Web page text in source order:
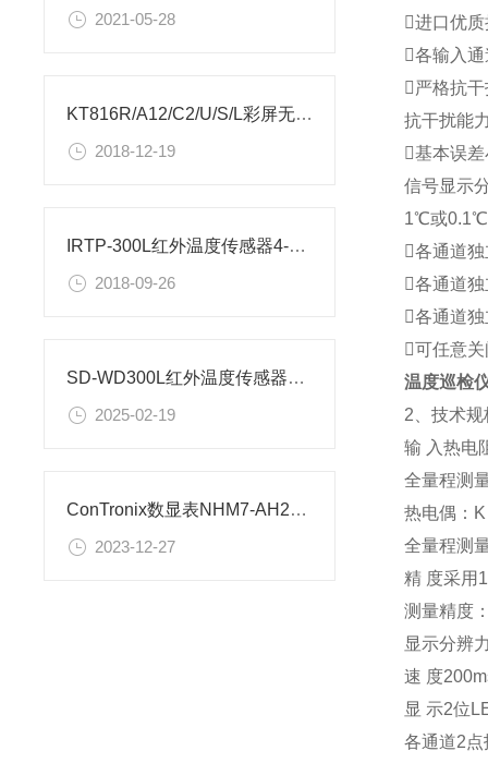
2021-05-28
KT816R/A12/C2/U/S/L彩屏无纸记录仪_安装尺寸
2018-12-19
IRTP-300L红外温度传感器4-20mA
2018-09-26
SD-WD300L红外温度传感器参数说明
2025-02-19
ConTronix数显表NHM7-AH2PTMT10A1B2M2V0转速测量仪参数
2023-12-27
进口优
各输入
严格抗
抗干扰能
基本误
信号显示
1℃或0.1℃
各通道
各通道
各通道
可任意
温度巡检
2、技术规
输 入热电
全量程测
热电偶：
全量程测
精 度采用
测量精度
显示分辨
速 度
显 示2位
各通道2